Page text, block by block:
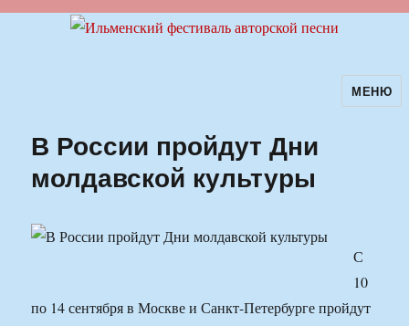
Ильменский фестиваль авторскойМЕНЮ
В России пройдут Дни
молдавской культуры
С
10
по 14 сентября в Москве и Санкт-Петербурге пройдут